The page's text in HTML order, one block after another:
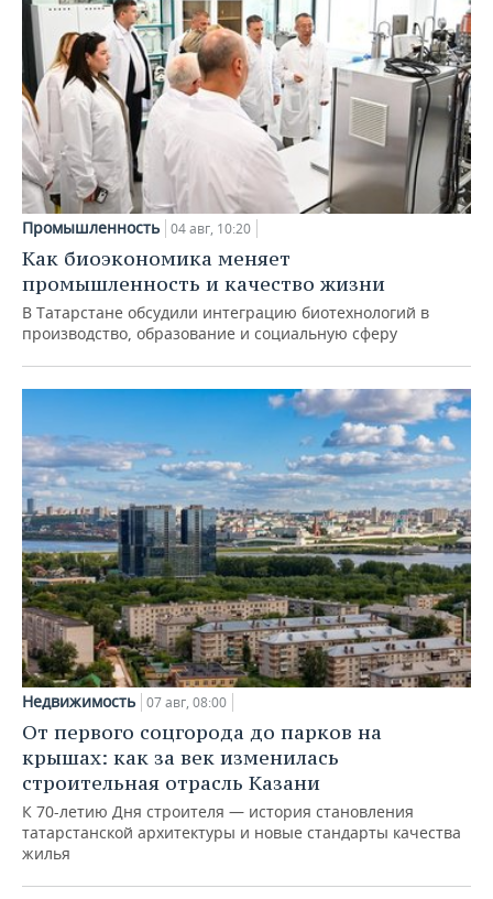
Промышленность 04 авг, 10:20
Как биоэкономика меняет
промышленность и качество жизни
В Татарстане обсудили интеграцию биотехнологий в
производство, образование и социальную сферу
Недвижимость 07 авг, 08:00
От первого соцгорода до парков на
крышах: как за век изменилась
строительная отрасль Казани
К 70-летию Дня строителя — история становления
татарстанской архитектуры и новые стандарты качества
жилья